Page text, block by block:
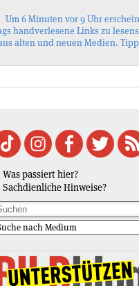
Um 6 Minuten vor 9 Uhr
handverlesene Links zu
alten und neuen Medien.
Was passiert hier?
Sachdienliche Hinweise?